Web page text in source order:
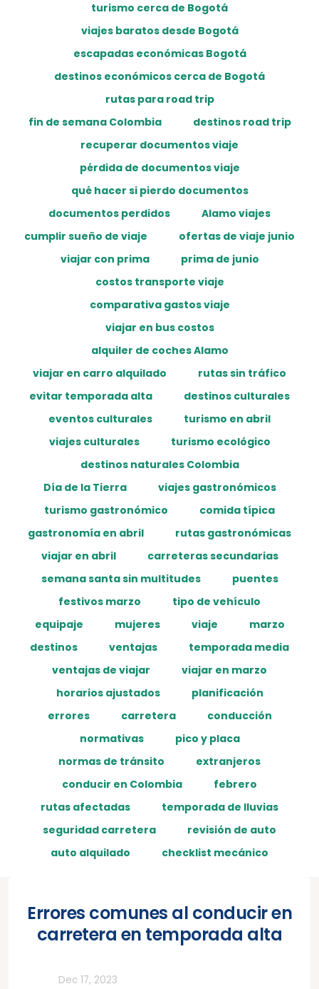
turismo cerca de Bogotá
viajes baratos desde Bogotá
escapadas económicas Bogotá
destinos económicos cerca de Bogotá
rutas para road trip
fin de semana Colombia
destinos road trip
recuperar documentos viaje
pérdida de documentos viaje
qué hacer si pierdo documentos
documentos perdidos
Alamo viajes
cumplir sueño de viaje
ofertas de viaje junio
viajar con prima
prima de junio
costos transporte viaje
comparativa gastos viaje
viajar en bus costos
alquiler de coches Alamo
viajar en carro alquilado
rutas sin tráfico
evitar temporada alta
destinos culturales
eventos culturales
turismo en abril
viajes culturales
turismo ecológico
destinos naturales Colombia
Día de la Tierra
viajes gastronómicos
turismo gastronómico
comida típica
gastronomía en abril
rutas gastronómicas
viajar en abril
carreteras secundarias
semana santa sin multitudes
puentes
festivos marzo
tipo de vehículo
equipaje
mujeres viaje
marzo
destinos
ventajas
temporada media
ventajas de viajar
viajar en marzo
horarios ajustados
planificación
errores
carretera
conducción
normativas
pico y placa
normas de tránsito
extranjeros
conducir en Colombia
febrero
rutas afectadas
temporada de lluvias
seguridad carretera
revisión de auto
auto alquilado
checklist mecánico
Errores comunes al conducir en
carretera en temporada alta
Dec 17, 2023